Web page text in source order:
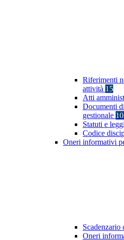
Riferimenti
attività 15
Atti
Documenti
gestionale
Statuti e
Codice
Oneri informativi
Oneri